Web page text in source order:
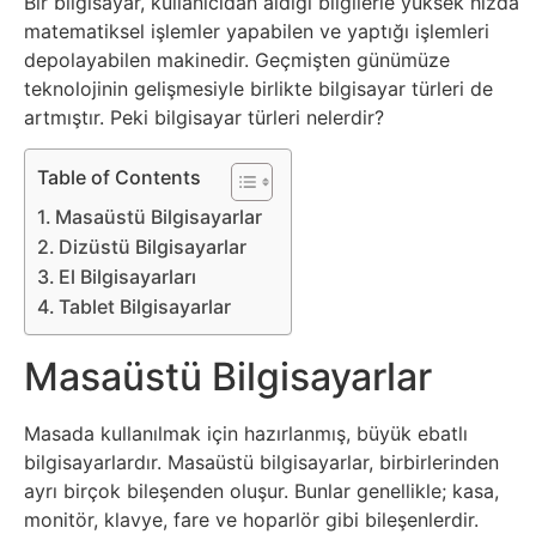
Bilgi
Bilgisayar
Bilim
Bitcoin
Bitkiler
Film
Diğer
Sosyal
matematiksel işlemler yapabilen ve yaptığı işlemleri
depolayabilen makinedir. Geçmişten günümüze
teknolojinin gelişmesiyle birlikte bilgisayar türleri de
artmıştır. Peki bilgisayar türleri nelerdir?
Table of Contents
Masaüstü Bilgisayarlar
Dizüstü Bilgisayarlar
El Bilgisayarları
Tablet Bilgisayarlar
Masaüstü Bilgisayarlar
Masada kullanılmak için hazırlanmış, büyük ebatlı
bilgisayarlardır. Masaüstü bilgisayarlar, birbirlerinden
ayrı birçok bileşenden oluşur. Bunlar genellikle; kasa,
monitör, klavye, fare ve hoparlör gibi bileşenlerdir.